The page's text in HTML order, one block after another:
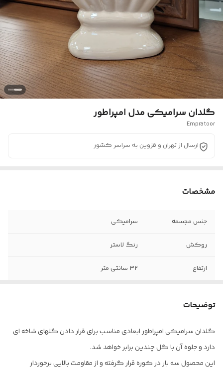
گلدان سرامیکی مدل امپراطور
Empratoor
ارسال از تهران و قزوین به سراسر کشور
مشخصات
جنس مجسمه سرامیکی
روکش رنگ لاستر
ارتفاع ۳۲ سانتی متر
دسته
توضیحات
گلدان سرامیکی امپراطور ابعادی مناسب برای قرار دادن گلهای شاخه ای
دارد و جلوه آن با گل چندین برابر خواهد شد.
این محصول سه بار در کوره قرار گرفته و از مقاومت بالایی برخوردار